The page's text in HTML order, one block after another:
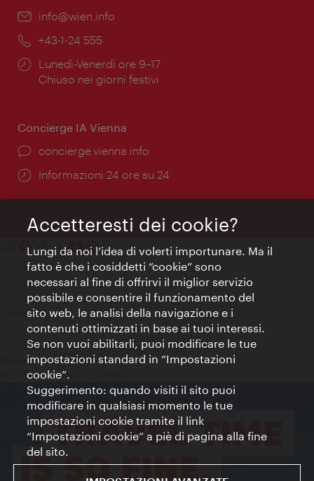
Email:
info@wien.info
Telefono:
+43-1-24 555
Orari
di
Lunedì-Venerdì ore 9–17
Chiuso nei giorni festivi
Concierge IA Vienna
Ort:
concierge.vienna.info
Öffnungszeiten:
Informazioni 24 ore su 24
Contatti
Colophon
Dichiarazione sulla protezione dei dati
Terms of Use
Accessibilità
Contatto stampa
Impostazioni cookie
© Copyright WienTourismus
Accetteresti dei cookie?
Lungi da noi l’idea di volerti importunare. Ma il
fatto è che i cosiddetti “cookie” sono
necessari al fine di offrirvi il miglior servizio
possibile e consentire il funzionamento del
sito web, le analisi della navigazione e i
contenuti ottimizzati in base ai tuoi interessi.
Se non vuoi abilitarli, puoi modificare le tue
impostazioni standard in “Impostazioni
cookie”.
Suggerimento: quando visiti il sito puoi
modificare in qualsiasi momento le tue
impostazioni cookie tramite il link
“Impostazioni cookie” a piè di pagina alla fine
del sito.